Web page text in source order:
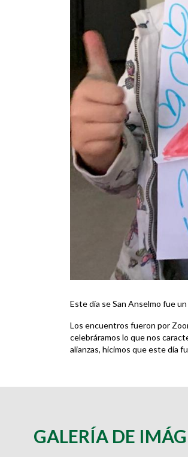
Este día se San Anselmo fue
Los encuentros fueron por
celebráramos lo que nos
alianzas, hicimos que este día
GALERÍA DE